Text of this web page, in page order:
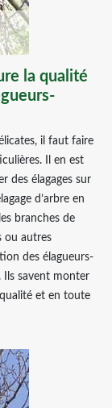
la qualité
il faut faire
Il en est
des élagages sur
d’arbre en
branches de
ou autres
des élagueurs-
Ils savent monter
et en toute